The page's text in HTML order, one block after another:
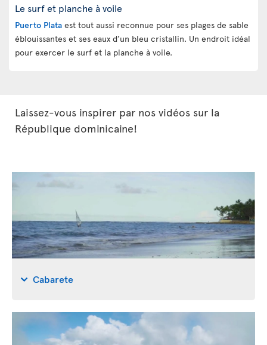
Le surf et planche à voile
Puerto Plata est tout aussi reconnue pour ses plages de sable
éblouissantes et ses eaux d’un bleu cristallin. Un endroit idéal
pour exercer le surf et la planche à voile.
Laissez-vous inspirer par nos vidéos sur la
République dominicaine!
Cabarete